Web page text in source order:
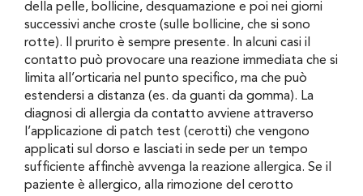
della pelle, bollicine, desquamazione e poi nei giorni
successivi anche croste (sulle bollicine, che si sono
rotte). Il prurito è sempre presente. In alcuni casi il
contatto può provocare una reazione immediata che si
limita all’orticaria nel punto specifico, ma che può
estendersi a distanza (es. da guanti da gomma). La
diagnosi di allergia da contatto avviene attraverso
l’applicazione di patch test (cerotti) che vengono
applicati sul dorso e lasciati in sede per un tempo
sufficiente affinchè avvenga la reazione allergica. Se il
paziente è allergico, alla rimozione del cerotto